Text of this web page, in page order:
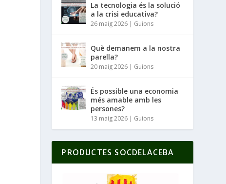
La tecnologia és la solució
a la crisi educativa?
26 maig 2026 | Guions
Què demanem a la nostra
parella?
20 maig 2026 | Guions
És possible una economia
més amable amb les
persones?
13 maig 2026 | Guions
PRODUCTES SOCDELACEBA